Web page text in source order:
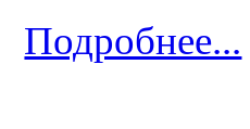
Подробнее...